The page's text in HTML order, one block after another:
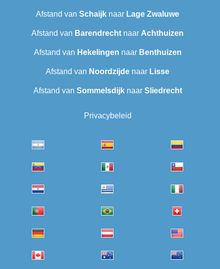
Afstand van Schaijk naar Lage Zwaluwe
Afstand van Barendrecht‎ naar Achthuizen
Afstand van Hekelingen naar Benthuizen
Afstand van Noordzijde naar Lisse
Afstand van Sommelsdijknaar Sliedrecht
Privacybeleid